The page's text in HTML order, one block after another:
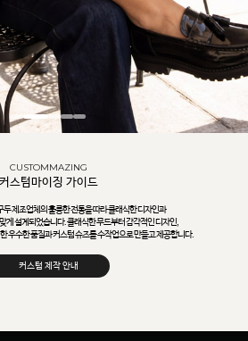
CUSTOMMAZING
커스텀마이징 가이드
제조업체의 훌륭한 전통을 따라 클래식한 디자인과
게 설계되었습니다. 클래식한 무드부터 감각적인 디자인,
우수한 품질과 커스텀 슈즈를 수작업으로 만들고 제공합니다.
커스텀 제작 안내